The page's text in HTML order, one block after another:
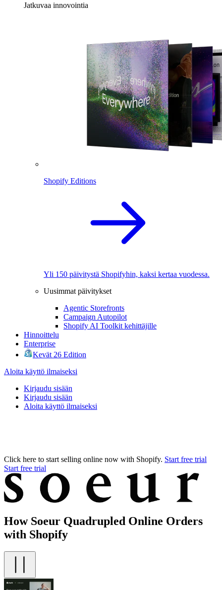
Jatkuvaa innovointia
Shopify Editions
Yli 150 päivitystä Shopifyhin, kaksi kertaa vuodessa.
Uusimmat päivitykset
Agentic Storefronts
Campaign Autopilot
Shopify AI Toolkit kehittäjille
Hinnoittelu
Enterprise
Kevät 26 Edition
Aloita käyttö ilmaiseksi
Kirjaudu sisään
Kirjaudu sisään
Aloita käyttö ilmaiseksi
Click here to start selling online now with Shopify. Start free trial
Start free trial
How Soeur Quadrupled Online Orders
with Shopify